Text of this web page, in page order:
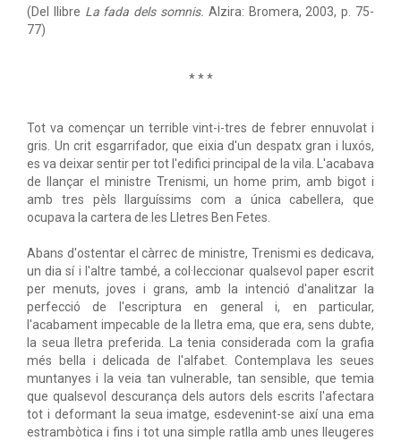
(Del llibre La fada dels somnis. Alzira: Bromera, 2003, p. 75-
77)
* * *
Tot va començar un terrible vint-i-tres de febrer ennuvolat i
gris. Un crit esgarrifador, que eixia d'un despatx gran i luxós,
es va deixar sentir per tot l'edifici principal de la vila. L'acabava
de llançar el ministre Trenismi, un home prim, amb bigot i
amb tres pèls llarguíssims com a única cabellera, que
ocupava la cartera de les Lletres Ben Fetes.
Abans d'ostentar el càrrec de ministre, Trenismi es dedicava,
un dia sí i l'altre també, a col·leccionar qualsevol paper escrit
per menuts, joves i grans, amb la intenció d'analitzar la
perfecció de l'escriptura en general i, en particular,
l'acabament impecable de la lletra ema, que era, sens dubte,
la seua lletra preferida. La tenia considerada com la grafia
més bella i delicada de l'alfabet. Contemplava les seues
muntanyes i la veia tan vulnerable, tan sensible, que temia
que qualsevol descurança dels autors dels escrits l'afectara
tot i deformant la seua imatge, esdevenint-se així una ema
estrambòtica i fins i tot una simple ratlla amb unes lleugeres